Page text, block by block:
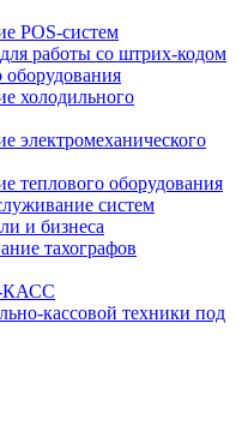
POS-систем
работы со штрих-кодом
холодильного
электромеханического
теплового оборудования
систем
и бизнеса
тахографов
кассовой техники под